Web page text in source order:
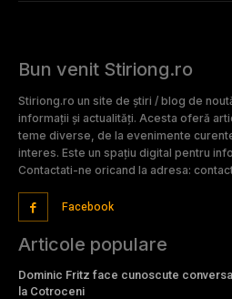
Bun venit Stiriong.ro
Stiriong.ro un site de știri / blog de
informații și actualități. Acesta oferă
teme diverse, de la evenimente
interes. Este un spațiu digital pentru
Contactati-ne oricand la adresa:
Facebook
Articole populare
Dominic Fritz face cunoscute
la Cotroceni